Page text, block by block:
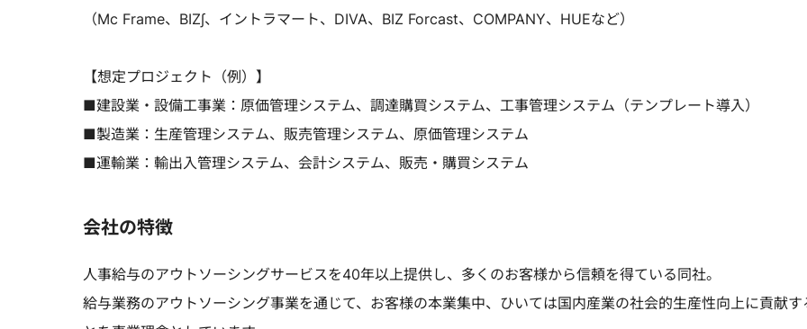
（Mc Frame、BIZ∫、イントラマート、DIVA、BIZ Forcast、COMPANY、HUEなど）
【想定プロジェクト（例）】
■建設業・設備工事業：原価管理システム、調達購買システム、工事管理システム（テンプレート導入）
■製造業：生産管理システム、販売管理システム、原価管理システム
■運輸業：輸出入管理システム、会計システム、販売・購買システム
会社の特徴
人事給与のアウトソーシングサービスを40年以上提供し、多くのお客様から信頼を得ている同社。
給与業務のアウトソーシング事業を通じて、お客様の本業集中、ひいては国内産業の社会的生産性向上に貢献す